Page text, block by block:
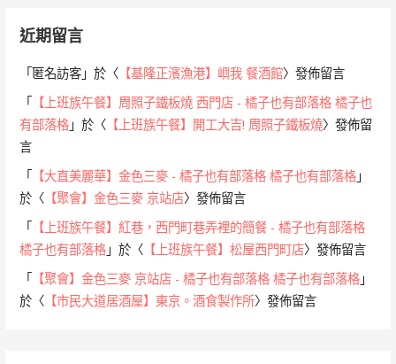
近期留言
「匿名訪客 」於〈 【基隆正濱漁港】嶼我 餐酒館〉發佈留言
「 【上班族午餐】周照子鐵板燒 西門店 - 橘子也有部落格 橘子也
有部落格 」於〈 【上班族午餐】開工大吉! 周照子鐵板燒〉發佈留
言
「 【大直美麗華】金色三麥 - 橘子也有部落格 橘子也有部落格 」
於〈 【聚會】金色三麥 京站店〉發佈留言
「 【上班族午餐】紅巷，西門町巷弄裡的簡餐 - 橘子也有部落格
橘子也有部落格 」於〈 【上班族午餐】松屋西門町店〉發佈留言
「 【聚會】金色三麥 京站店 - 橘子也有部落格 橘子也有部落格 」
於〈 【市民大道居酒屋】東京。酒食製作所〉發佈留言